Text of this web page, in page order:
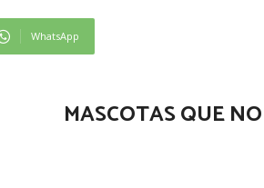
WhatsApp
MASCOTAS QUE